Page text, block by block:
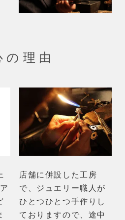
の理由
店舗に併設した工房
で、ジュエリー職人が
ひとつひとつ手作りし
ておりますので、途中